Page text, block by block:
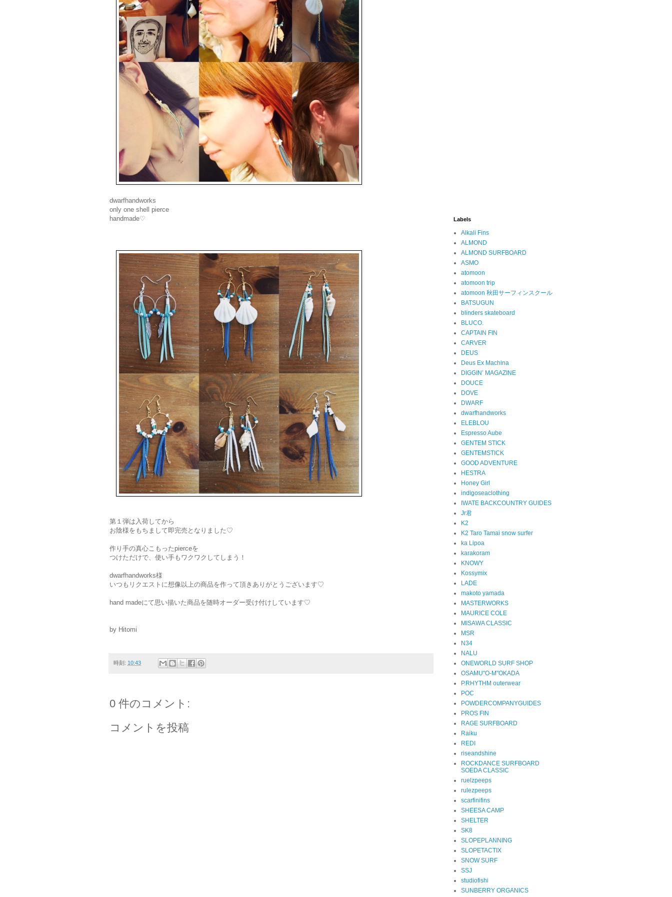
dwarfhandworks
only one shell pierce
handmade♡
第１弾は入荷してから
お陰様をもちまして即完売となりました♡
作り手の真心こもったpierceを
つけただけで、使い手もワクワクしてしまう！
dwarfhandworks様
いつもリクエストに想像以上の商品を作って頂きありがとうございます♡
hand madeにて思い描いた商品を随時オーダー受け付けしています♡
by Hitomi
時刻: 10:43
0 件のコメント:
コメントを投稿
Labels
Alkali Fins
ALMOND
ALMOND SURFBOARD
ASMO
atomoon
atomoon trip
atomoon 秋田サーフィンスクール
BATSUGUN
blinders skateboard
BLUCO.
CAPTAIN FIN
CARVER
DEUS
Deus Ex Machina
DIGGIN’ MAGAZINE
DOUCE
DOVE
DWARF
dwarfhandworks
ELEBLOU
Espresso Aube
GENTEM STICK
GENTEMSTICK
GOOD ADVENTURE
HESTRA
Honey Girl
indigoseaclothing
IWATE BACKCOUNTRY GUIDES
Jr君
K2
K2 Taro Tamai snow surfer
ka Lipoa
karakoram
KNOWY
Kossymix
LADE
makoto yamada
MASTERWORKS
MAURICE COLE
MISAWA CLASSIC
MSR
N34
NALU
ONEWORLD SURF SHOP
OSAMU"O-M"OKADA
P.RHYTHM outerwear
POC
POWDERCOMPANYGUIDES
PROS FIN
RAGE SURFBOARD
Raiku
REDI
riseandshine
ROCKDANCE SURFBOARD
SOEDA CLASSIC
ruelzpeeps
rulezpeeps
scarfinifins
SHEESA CAMP
SHELTER
SK8
SLOPEPLANNING
SLOPETACTIX
SNOW SURF
SSJ
studiofishi
SUNBERRY ORGANICS